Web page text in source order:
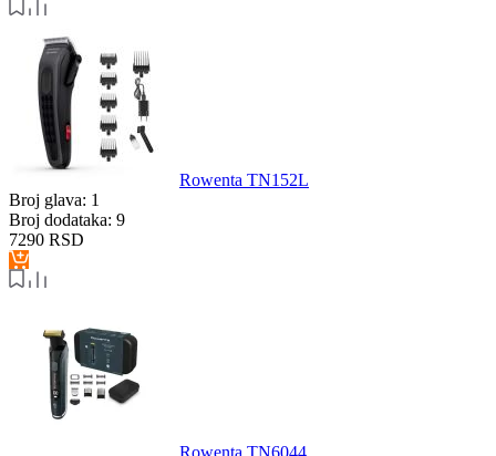
Rowenta TN152L
Broj glava: 1
Broj dodataka: 9
7290 RSD
Rowenta TN6044